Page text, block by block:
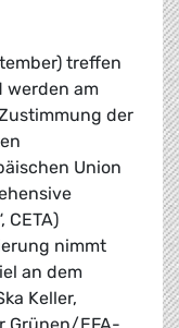
treffen
werden am
der
Union
CETA)
nimmt
an dem
Keller,